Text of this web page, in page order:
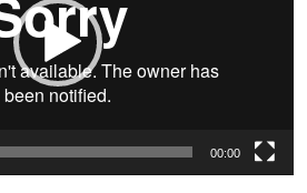
00:00